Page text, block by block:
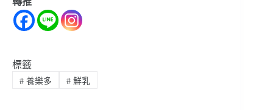
標籤
#養樂多 #鮮乳